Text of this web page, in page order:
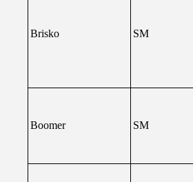
Brisko SM
Boomer SM